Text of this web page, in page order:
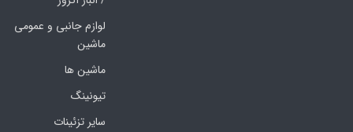
لوازم جانبی و عمومی
ماشین
ماشین ها
تیونینگ
سایر تزئینات